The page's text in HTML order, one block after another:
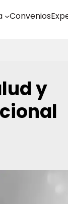
Convenios
y